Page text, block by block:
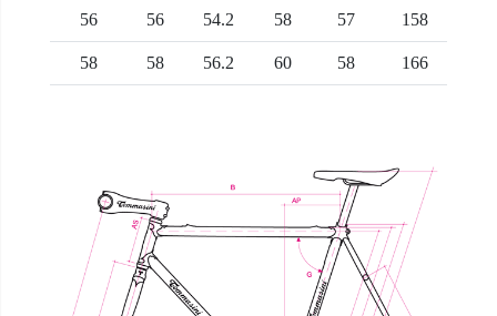
56 56 54.2 58 57 158
58 58 56.2 60 58 166